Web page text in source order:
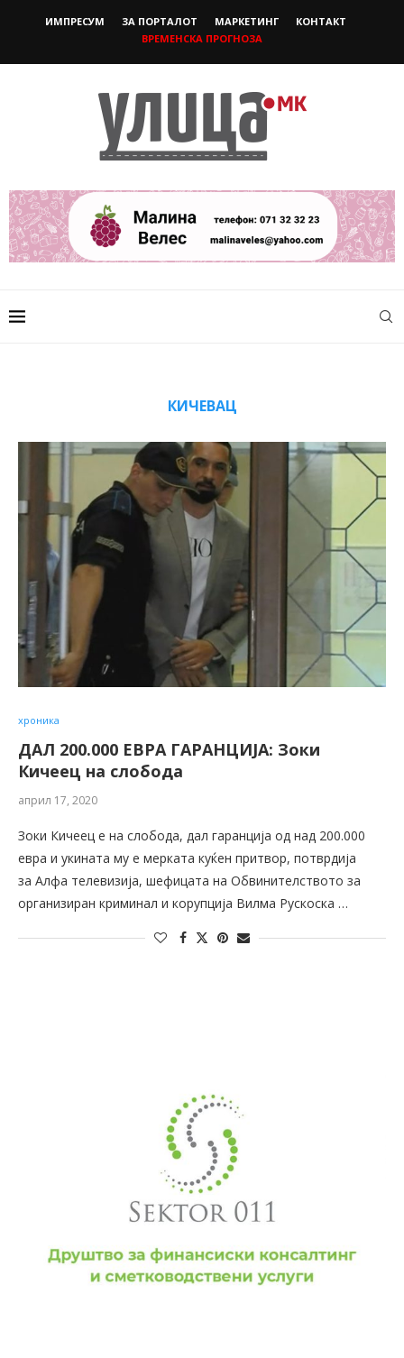
ИМПРЕСУМ ЗА ПОРТАЛОТ МАРКЕТИНГ
КОНТАКТ
ВРЕМЕНСКА ПРОГНОЗА
КИЧЕВАЦ
хроника
ДАЛ 200.000 ЕВРА ГАРАНЦИЈА: Зоки
Кичеец на слобода
април 17, 2020
Зоки Кичеец е на слобода, дал гаранција од над 200.000
евра и укината му е мерката куќен притвор, потврдија
за Алфа телевизија, шефицата на Обвинителството за
организиран криминал и корупција Вилма Рускоска …